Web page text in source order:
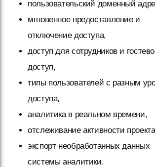
пользовательский доменный
мгновенное предоставление и
отключение доступа,
доступ для сотрудников и
доступ,
типы пользователей с разным
доступа,
аналитика в реальном времени,
отслеживание активности
экспорт необработанных данных
системы аналитики.